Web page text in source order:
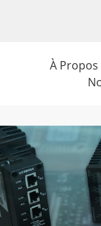
À Propos